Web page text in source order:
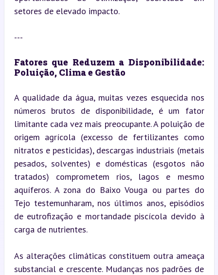
setores de elevado impacto.
---
Fatores que Reduzem a Disponibilidade:
Poluição, Clima e Gestão
A qualidade da água, muitas vezes esquecida nos
números brutos de disponibilidade, é um fator
limitante cada vez mais preocupante. A poluição de
origem agrícola (excesso de fertilizantes como
nitratos e pesticidas), descargas industriais (metais
pesados, solventes) e domésticas (esgotos não
tratados) comprometem rios, lagos e mesmo
aquíferos. A zona do Baixo Vouga ou partes do
Tejo testemunharam, nos últimos anos, episódios
de eutrofização e mortandade piscícola devido à
carga de nutrientes.
As alterações climáticas constituem outra ameaça
substancial e crescente. Mudanças nos padrões de